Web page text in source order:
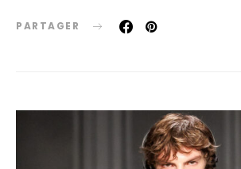
PARTAGER